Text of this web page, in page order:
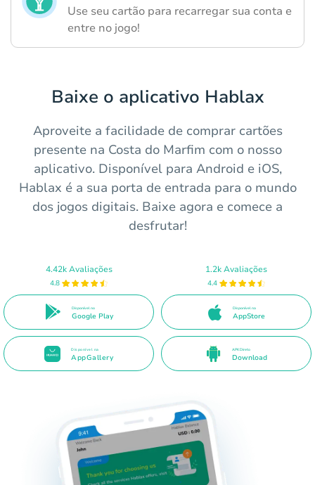
Use seu cartão para recarregar sua conta e
entre no jogo!
Baixe o aplicativo Hablax
Aproveite a facilidade de comprar cartões
presente na Costa do Marfim com o nosso
aplicativo. Disponível para Android e iOS,
Hablax é a sua porta de entrada para o mundo
dos jogos digitais. Baixe agora e comece a
desfrutar!
4.42k Avaliações
4.8
Disponível no
Google Play
1.2k Avaliações
4.4
Disponível na
AppStore
Disponível na
AppGallery
APK Direto
Download